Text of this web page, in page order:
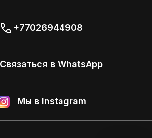
+77026944908
Связаться в WhatsApp
Мы в Instagram